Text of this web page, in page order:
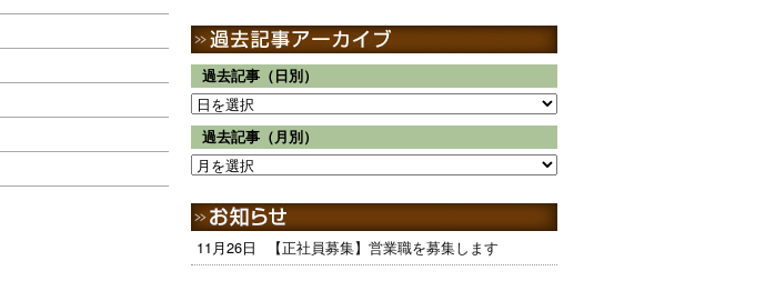
過去記事（日別）
過去記事（月別）
11月26日 【正社員募集】営業職を募集します